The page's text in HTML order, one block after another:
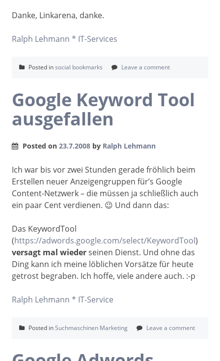
Danke, Linkarena, danke.
Ralph Lehmann * IT-Services
Posted insocial bookmarks Leave a comment
Google Keyword Tool
ausgefallen
Posted on 23.7.2008 by Ralph Lehmann
Ich war bis vor zwei Stunden gerade fröhlich beim
Erstellen neuer Anzeigengruppen für’s Google
Content-Netzwerk – die müssen ja schließlich auch
ein paar Cent verdienen. 😉 Und dann das:
Das KeywordTool
(https://adwords.google.com/select/KeywordTool)
versagt mal wiederseinen Dienst. Und ohne das
Ding kann ich meine löblichen Vorsätze für heute
getrost begraben. Ich hoffe, viele andere auch. :-p
Ralph Lehmann * IT-Service
Posted inSuchmaschinen Marketing Leave a comment